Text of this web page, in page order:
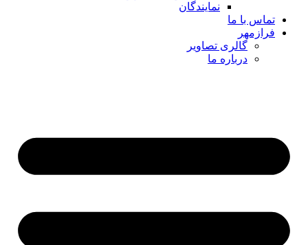
نمایندگان
تماس با ما
فرازمهر
گالری تصاویر
درباره ما